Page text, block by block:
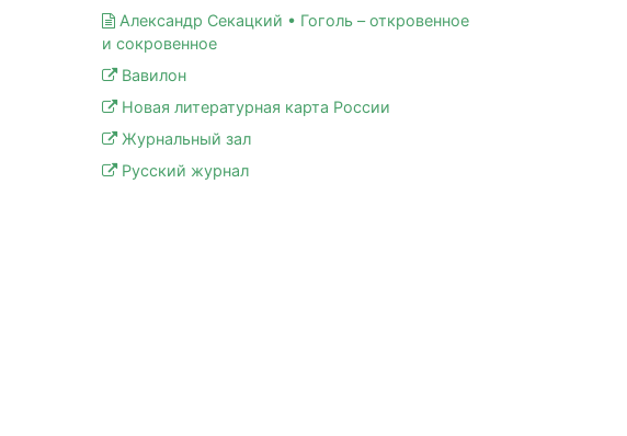
Александр Секацкий • Гоголь – откровенное
и сокровенное
Вавилон
Новая литературная карта России
Журнальный зал
Русский журнал